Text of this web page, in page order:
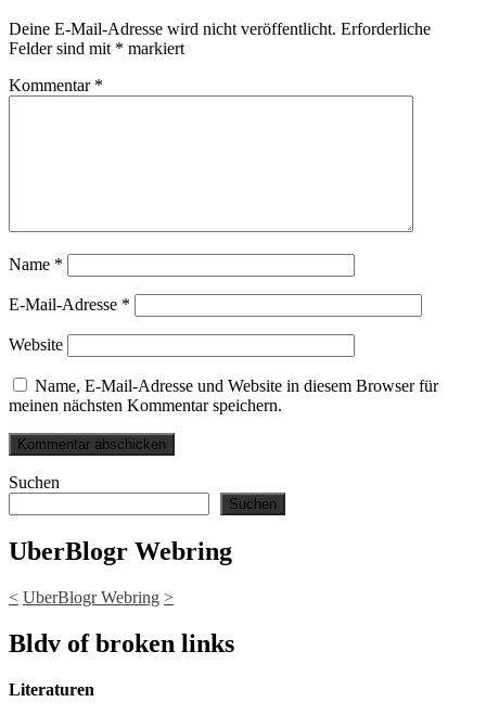
Deine E-Mail-Adresse wird nicht veröffentlicht. Erforderliche
Felder sind mit * markiert
Kommentar *
Name *
E-Mail-Adresse *
Website
Name, E-Mail-Adresse und Website in diesem Browser für
meinen nächsten Kommentar speichern.
Suchen
Suchen
UberBlogr Webring
< UberBlogr Webring >
Bldv of broken links
Literaturen